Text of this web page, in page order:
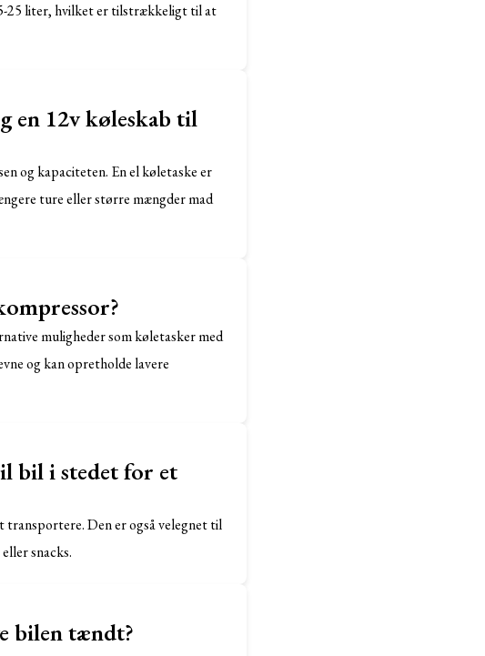
25 liter, hvilket er tilstrækkeligt til at
en 12v køleskab til
og kapaciteten. En el køletaske er
ture eller større mængder mad
muligheder som køletasker med
og kan opretholde lavere
bil i stedet for et
transportere. Den er også velegnet til
snacks.
bilen tændt?